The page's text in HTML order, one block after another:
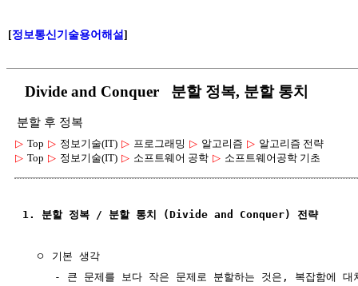
[정보통신기술용어해설]
Divide and Conquer 분할 정복, 분할 통치
분할 후 정복
▷ Top ▷ 정보기술(IT) ▷ 프로그래밍 ▷ 알고리즘 ▷ 알고리즘 전략
▷ Top ▷ 정보기술(IT) ▷ 소프트웨어 공학 ▷ 소프트웨어공학 기초
1. 분할 정복 / 분할 통치 (Divide and Conquer) 전략
  ㅇ 기본 생각
- 큰 문제를 보다 작은 문제로 분할하는 것은, 복잡함에 대